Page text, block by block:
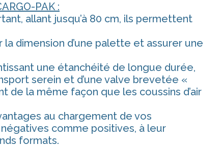
PAK :
allant jusqu’à 80 cm, ils permettent
dimension d’une palette et assurer une
une étanchéité de longue durée,
serein et d’une valve brevetée «
de la même façon que les coussins d’air
au chargement de vos
comme positives, à leur
formats.